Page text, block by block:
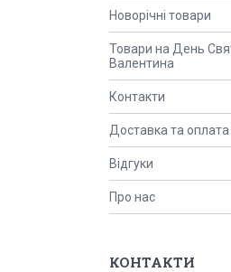
Новорічні товари
Товари на День
Валентина
Контакти
Доставка та оплата
Відгуки
Про нас
КОНТАКТИ